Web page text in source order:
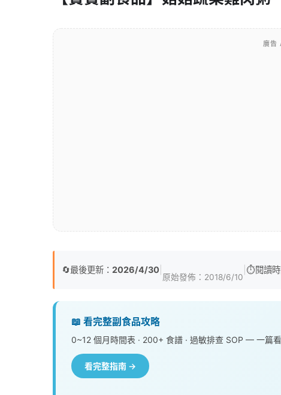
廣告
🔄最後更新： 2026/4/30
原始發佈： 2018/6/10
⏱️閱讀時
📖 看完整副食品攻略
0~12 個月時間表 · 200+ 食譜 · 過敏排查 SOP — 一篇
看完整指南 →